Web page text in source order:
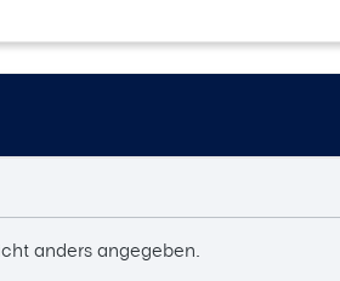
anders angegeben.